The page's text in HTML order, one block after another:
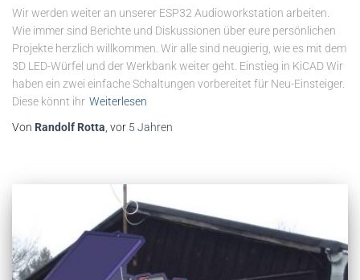
Wir werden weiter an unserer ESP32 Audioworkstation arbeiten.
Wie immer sind Berichte und Diskussionen über eure persönlichen
Projekte herzlich willkommen. Wir alle sind neugierig, wie es mit dem
3D LED-Würfel und der Werkbank weiter geht. Einstieg in KiCAD Wir
haben ein zwei einfache Schaltungen vorbereitet für Neu-Einsteiger.
Diese könnt ihr Weiterlesen
Von Randolf Rotta, vor 5 Jahren